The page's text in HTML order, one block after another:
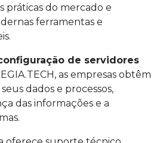
práticas do mercado e
ferramentas e
de servidores
as empresas obtêm
dados e processos,
das informações e a